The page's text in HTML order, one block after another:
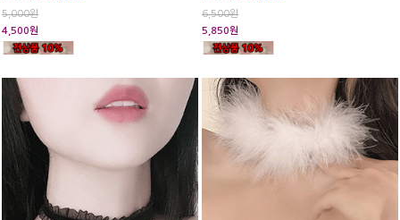
5,000원
4,500원
6,500원
5,850원